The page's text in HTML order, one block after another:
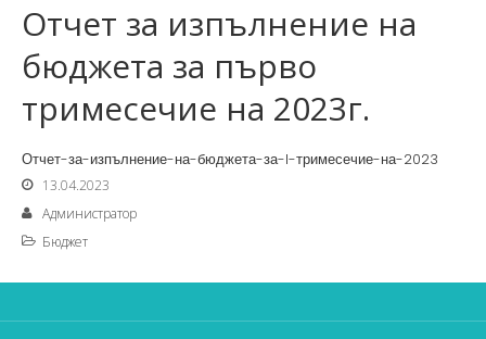
Отчет за изпълнение на
бюджета за първо
тримесечие на 2023г.
Отчет-за-изпълнение-на-бюджета-за-I-тримесечие-на-2023
13.04.2023
Администратор
Бюджет